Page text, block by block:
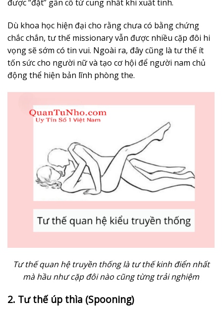
được “đặt” gần cổ tử cung nhất khi xuất tinh.
Dù khoa học hiện đại cho rằng chưa có bằng chứng
chắc chắn, tư thế missionary vẫn được nhiều cặp đôi hi
vọng sẽ sớm có tin vui. Ngoài ra, đây cũng là tư thế ít
tốn sức cho người nữ và tạo cơ hội để người nam chủ
động thể hiện bản lĩnh phòng the.
Tư thế quan hệ truyền thống là tư thế kinh điển nhất
mà hầu như cặp đôi nào cũng từng trải nghiệm
2. Tư thế úp thìa (Spooning)